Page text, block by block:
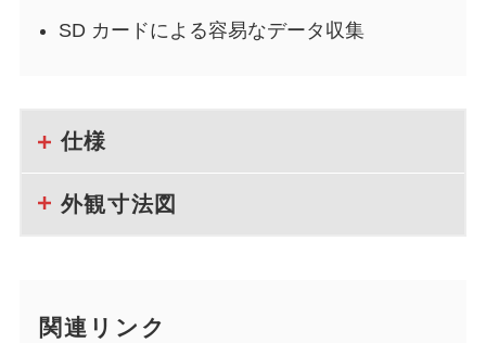
SD カードによる容易なデータ収集
仕様
外観寸法図
関連リンク